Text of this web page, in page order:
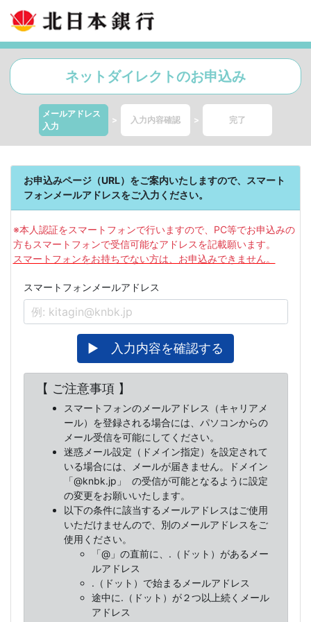
ネットダイレクトのお申込み
メールアドレス
入力
> 入力内容確認 > 完了
お申込みページ（URL）をご案内いたしますので、スマート
フォンメールアドレスをご入力ください。
※本人認証をスマートフォンで行いますので、PC等でお申込みの
方もスマートフォンで受信可能なアドレスを記載願います。
スマートフォンをお持ちでない方は、お申込みできません。
スマートフォンメールアドレス
▶ 入力内容を確認する
【 ご注意事項 】
スマートフォンのメールアドレス（キャリアメ
ール）を登録される場合には、パソコンからの
メール受信を可能にしてください。
迷惑メール設定（ドメイン指定）を設定されて
いる場合には、メールが届きません。ドメイン
「@knbk.jp」
の受信が可能となるように設定
の変更をお願いいたします。
以下の条件に該当するメールアドレスはご使用
いただけませんので、別のメールアドレスをご
使用ください。
「@」の直前に、.（ドット）があるメー
ルアドレス
.（ドット）で始まるメールアドレス
途中に.（ドット）が２つ以上続くメール
アドレス